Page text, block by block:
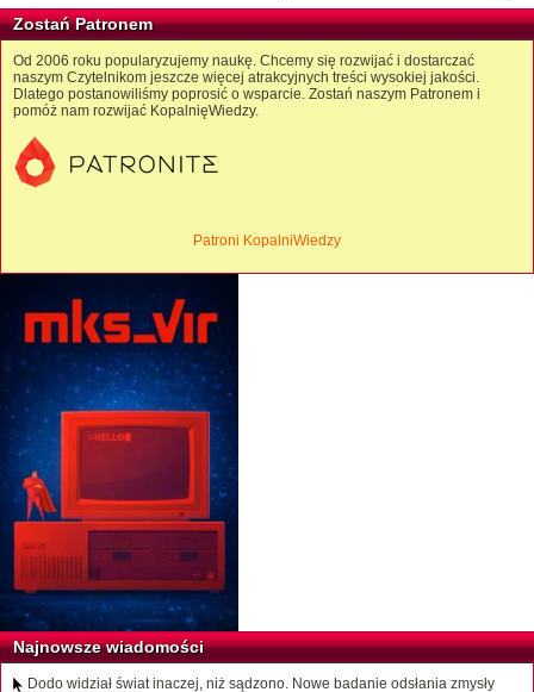
Zostań Patronem
Od 2006 roku popularyzujemy naukę. Chcemy się rozwijać i dostarczać
naszym Czytelnikom jeszcze więcej atrakcyjnych treści wysokiej jakości.
Dlatego postanowiliśmy poprosić o wsparcie. Zostań naszym Patronem i
pomóż nam rozwijać KopalnięWiedzy.
Patroni KopalniWiedzy
Najnowsze wiadomości
Dodo widział świat inaczej, niż sądzono. Nowe badanie odsłania zmysły